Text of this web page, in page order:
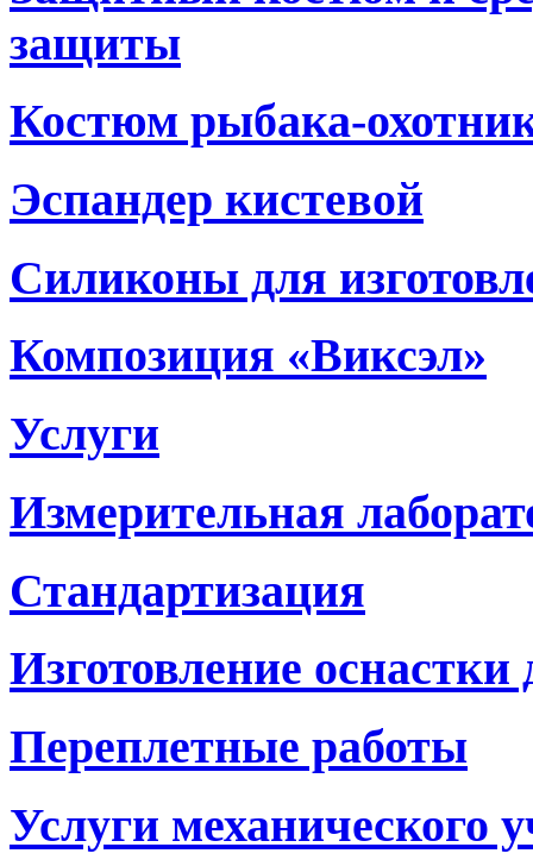
защиты
Костюм рыбака-
Эспандер кистевой
Силиконы для
Композиция «Виксэл»
Услуги
Измерительная
Стандартизация
Изготовление
Переплетные работы
Услуги механического